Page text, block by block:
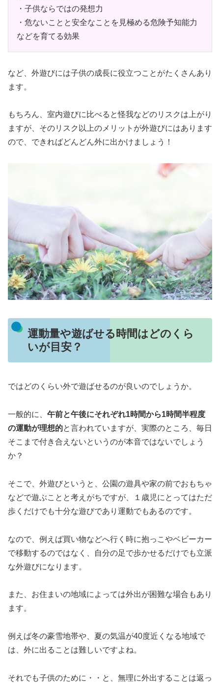
・子供ならではの発想力
・危ないことと安全なことを見極める危険予知能力
などを育てる効果
など、外遊びには子供の成長に役立つことがたくさんあり
ます。
もちろん、室内遊びに比べると怪我などのリスクは上がり
ますが、そのリスク以上のメリットが外遊びにはあります
ので、できればどんどん外に出かけましょう！
運動量や遊ばせる時間はどのくら
いが目安？
ではどのくらい外で遊ばせるのが良いのでしょうか。
一般的に、 午前と午後にそれぞれ1時間から1時間半程度
の運動が理想的と言われていますが、実際のところ、毎日
そこまで付き合えないというのが本音ではないでしょう
か？
そこで、外遊びというと、公園の遊具や家の前でおもちゃ
などで遊ぶことと考えがちですが、１歳児にとってはただ
歩くだけでも十分な遊びであり運動でもあるのです。
なので、例えば買い物などへ行く時に抱っこやベビーカー
で移動するのではなく、自分の足で歩かせるだけでも立派
な外遊びになります。
また、お住まいの地域によっては外出が困難な場合もあり
ます。
例えば冬の豪雪地帯や、夏の気温が40度近くなる地域で
は、外に出ることは難しいですよね。
それでも子供のために・・と、無理に外出することは返っ